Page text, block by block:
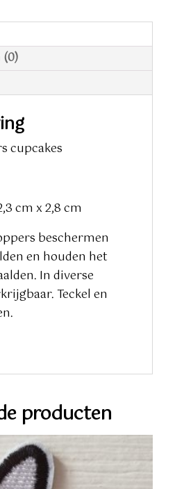
cupcakes
cm x 2,8 cm
beschermen
en houden het
In diverse
Teckel en
producten